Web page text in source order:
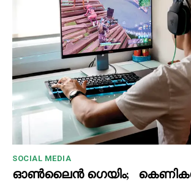
SOCIAL MEDIA
ഓൺലൈൻ ഗെയിം;